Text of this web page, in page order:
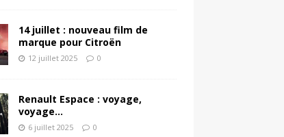
14 juillet : nouveau film de
marque pour Citroën
12 juillet 2025 0
Renault Espace : voyage,
voyage…
6 juillet 2025 0